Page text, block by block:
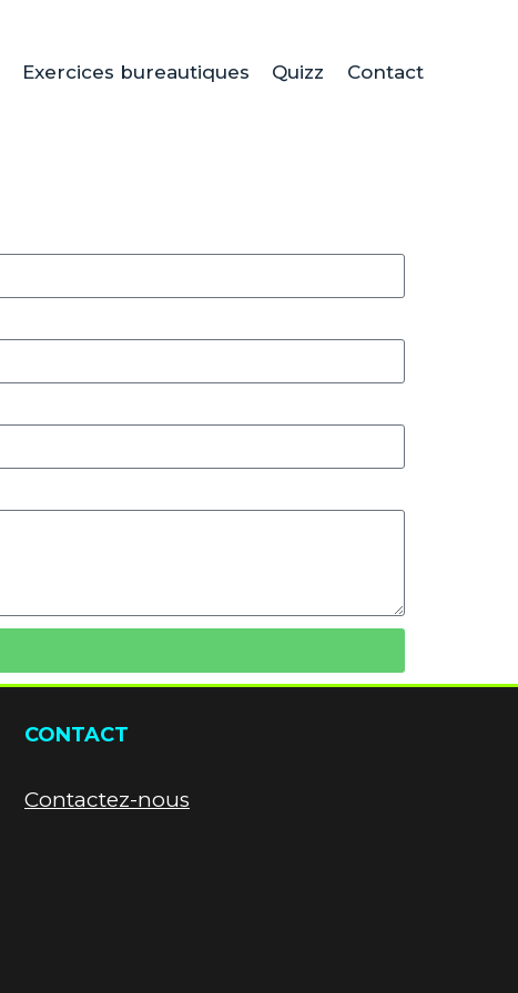
Exercices bureautiques Quizz Contact
CONTACT
Contactez-nous